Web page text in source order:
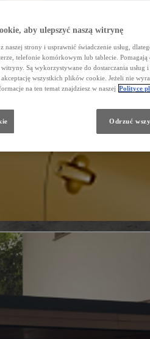
aby ulepszyć naszą witrynę
naszej strony i usprawnić świadczenie usług,
telefonie komórkowym lub tablecie.
Są wykorzystywane do dostarczania usług
wszystkich plików cookie. Jeżeli nie
na ten temat znajdziesz w naszej Polityce
Odrzuć